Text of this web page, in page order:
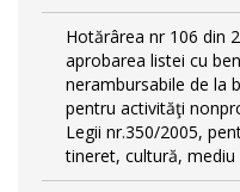
Hotărârea nr 106 din
aprobarea listei cu
nerambursabile de la
pentru activităţi
Legii nr.350/2005,
tineret, cultură,